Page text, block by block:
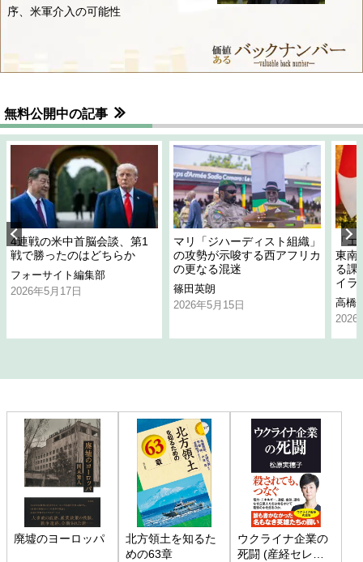
序、米軍介入の可能性
無料公開中の記事
4連戦の米中首脳会談、第1
戦で勝ったのはどちらか
フォーサイト編集部
2026年5月17日
マリ「ジハーディスト組織」
の攻勢が示唆する西アフリカ
の更なる混迷
篠田英朗
2026年5月15日
「
東南
る課
イラ
高橋
2026
廃墟のヨーロッパ
北方領土を知るた
めの63章
ウクライナ企業の
死闘 (産経セレク